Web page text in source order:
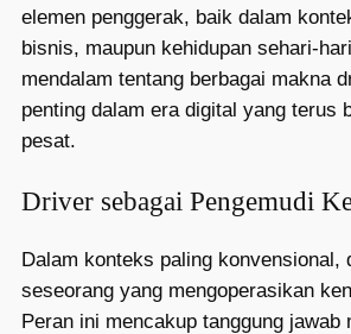
elemen penggerak, baik dalam
bisnis, maupun kehidupan sehari-
mendalam tentang berbagai makna
penting dalam era digital yang terus
pesat.
Driver sebagai Pengemudi
Dalam konteks paling konvensional,
seseorang yang mengoperasikan
Peran ini mencakup tanggung jawab